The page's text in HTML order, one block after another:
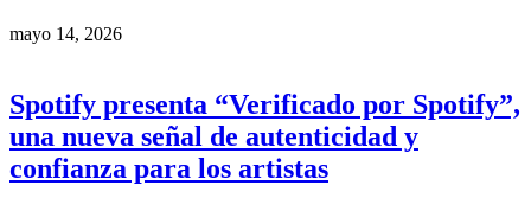
mayo 14, 2026
Spotify presenta “Verificado por Spotify”,
una nueva señal de autenticidad y
confianza para los artistas